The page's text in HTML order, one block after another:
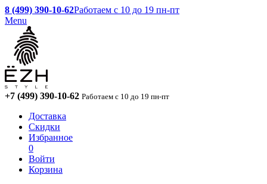
8 (499) 390-10-62Работаем с 10 до 19 пн-пт
Menu
+7 (499) 390-10-62 Работаем с 10 до 19 пн-пт
Доставка
Скидки
Избранное
0
Войти
Корзина